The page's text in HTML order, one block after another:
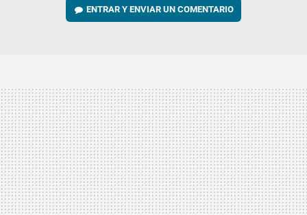
ENTRAR Y ENVIAR UN COMENTARIO